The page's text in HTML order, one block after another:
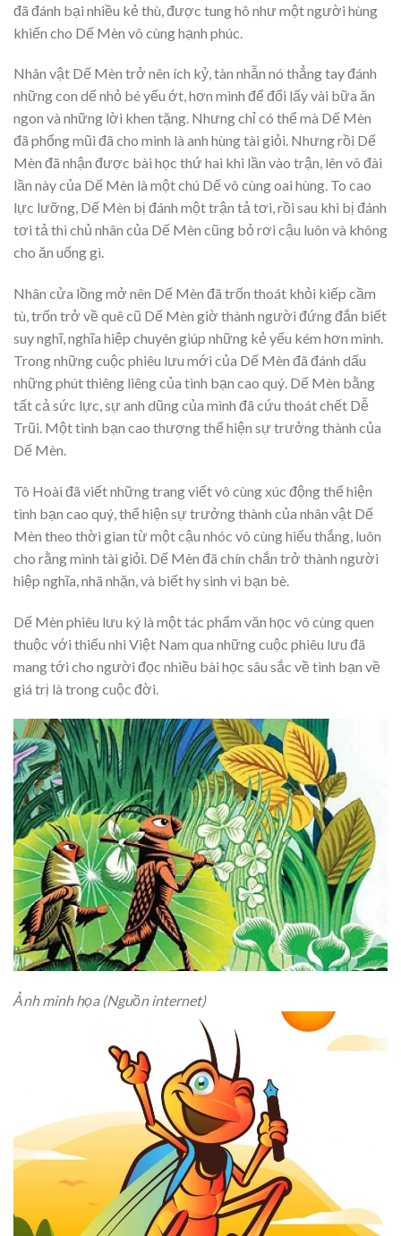
đã đánh bại nhiều kẻ thù, được tung hô như một người hùng
khiến cho Dế Mèn vô cùng hạnh phúc.
Nhân vật Dế Mèn trở nên ích kỷ, tàn nhẫn nó thẳng tay đánh
những con dế nhỏ bé yếu ớt, hơn mình để đổi lấy vài bữa ăn
ngon và những lời khen tặng. Nhưng chỉ có thể mà Dế Mèn
đã phổng mũi đã cho mình là anh hùng tài giỏi. Nhưng rồi Dế
Mèn đã nhận được bài học thứ hai khi lần vào trận, lên võ đài
lần này của Dế Mèn là một chú Dế vô cùng oai hùng. To cao
lực lưỡng, Dế Mèn bị đánh một trận tả tơi, rồi sau khi bị đánh
tơi tả thì chủ nhân của Dế Mèn cũng bỏ rơi cậu luôn và không
cho ăn uống gì.
Nhân cửa lồng mở nên Dế Mèn đã trốn thoát khỏi kiếp cầm
tù, trốn trở về quê cũ Dế Mèn giờ thành người đứng đắn biết
suy nghĩ, nghĩa hiệp chuyên giúp những kẻ yếu kém hơn mình.
Trong những cuộc phiêu lưu mới của Dế Mèn đã đánh dấu
những phút thiêng liêng của tình bạn cao quý. Dế Mèn bằng
tất cả sức lực, sự anh dũng của mình đã cứu thoát chết Dễ
Trũi. Một tình bạn cao thượng thể hiện sự trưởng thành của
Dế Mèn.
Tô Hoài đã viết những trang viết vô cùng xúc động thể hiện
tình bạn cao quý, thể hiện sự trưởng thành của nhân vật Dế
Mèn theo thời gian từ một cậu nhóc vô cùng hiếu thắng, luôn
cho rằng mình tài giỏi. Dế Mèn đã chín chắn trở thành người
hiệp nghĩa, nhã nhặn, và biết hy sinh vì bạn bè.
Dế Mèn phiêu lưu ký là một tác phẩm văn học vô cùng quen
thuộc với thiếu nhi Việt Nam qua những cuộc phiêu lưu đã
mang tới cho người đọc nhiều bài học sâu sắc về tình bạn về
giá trị là trong cuộc đời.
Ảnh minh họa (Nguồn internet)